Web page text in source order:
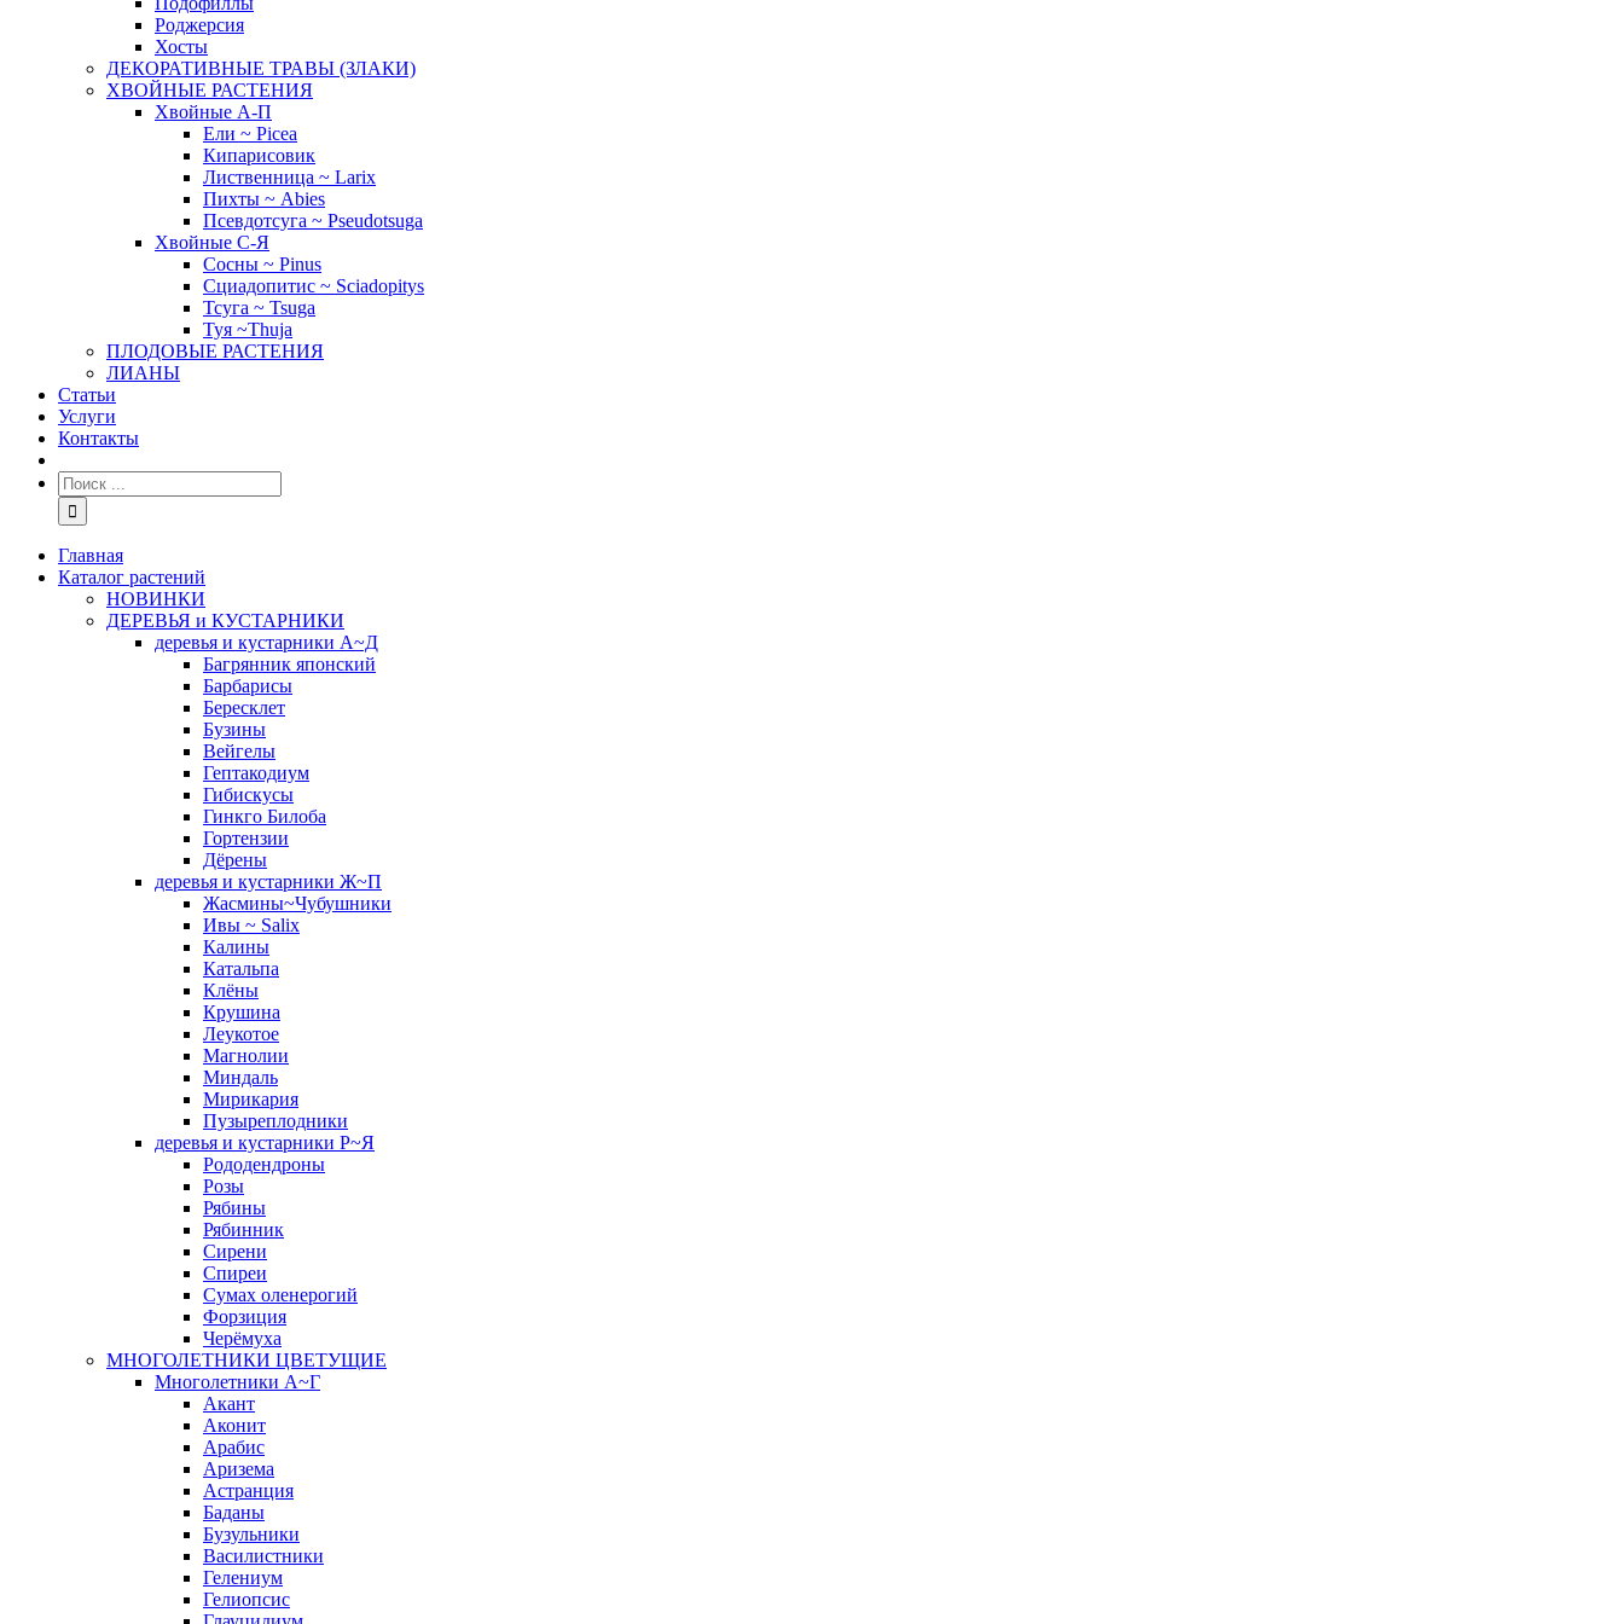
Роджерсия
Хосты
ДЕКОРАТИВНЫЕ ТРАВЫ (ЗЛАКИ)
ХВОЙНЫЕ РАСТЕНИЯ
Хвойные А-П
Ели ~ Picea
Кипарисовик
Лиственница ~ Larix
Пихты ~ Abies
Псевдотсуга ~ Pseudotsuga
Хвойные С-Я
Сосны ~ Pinus
Сциадопитис ~ Sciadopitys
Тсуга ~ Tsuga
Туя ~Thuja
ПЛОДОВЫЕ РАСТЕНИЯ
ЛИАНЫ
Статьи
Услуги
Контакты
Главная
Каталог растений
НОВИНКИ
ДЕРЕВЬЯ и КУСТАРНИКИ
деревья и кустарники А~Д
Багрянник японский
Барбарисы
Бересклет
Бузины
Вейгелы
Гептакодиум
Гибискусы
Гинкго Билоба
Гортензии
Дёрены
деревья и кустарники Ж~П
Жасмины~Чубушники
Ивы ~ Salix
Калины
Катальпа
Клёны
Крушина
Леукотое
Магнолии
Миндаль
Мирикария
Пузыреплодники
деревья и кустарники Р~Я
Рододендроны
Розы
Рябины
Рябинник
Сирени
Спиреи
Сумах оленерогий
Форзиция
Черёмуха
МНОГОЛЕТНИКИ ЦВЕТУЩИЕ
Многолетники А~Г
Акант
Аконит
Арабис
Аризема
Астранция
Баданы
Бузульники
Василистники
Гелениум
Гелиопсис